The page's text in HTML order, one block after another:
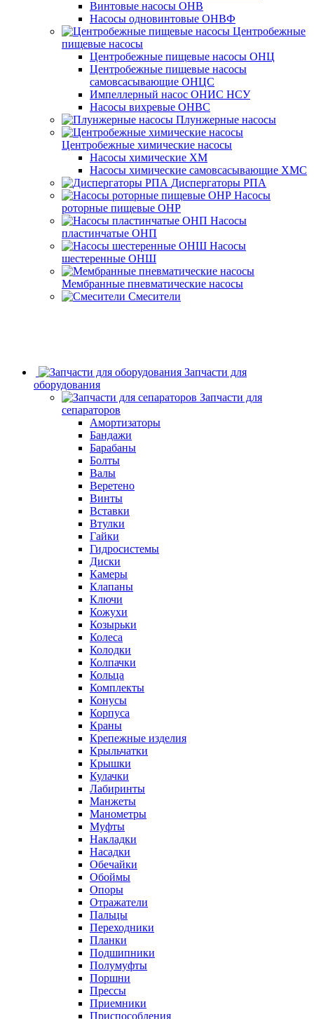
Винтовые насосы ОНВ
Насосы одновинтовые ОНВФ
Центробежные
пищевые насосы
Центробежные пищевые насосы ОНЦ
Центробежные пищевые насосы
самовсасывающие ОНЦС
Импеллерный насос ОНИС НСУ
Насосы вихревые ОНВС
Плунжерные насосы
Центробежные химические насосы
Насосы химические ХМ
Насосы химические самовсасывающие ХМС
Диспергаторы РПА
Насосы
роторные пищевые ОНР
Насосы
пластинчатые ОНП
Насосы
шестеренные ОНШ
Мембранные пневматические насосы
Смесители
Запчасти для
оборудования
Запчасти для
сепараторов
Амортизаторы
Бандажи
Барабаны
Болты
Валы
Веретено
Винты
Вставки
Втулки
Гайки
Гидросистемы
Диски
Камеры
Клапаны
Ключи
Кожухи
Козырьки
Колеса
Колодки
Колпачки
Кольца
Комплекты
Конусы
Корпуса
Краны
Крепежные изделия
Крыльчатки
Крышки
Кулачки
Лабиринты
Манжеты
Манометры
Муфты
Накладки
Насадки
Обечайки
Обоймы
Опоры
Отражатели
Пальцы
Переходники
Планки
Подшипники
Полумуфты
Поршни
Прессы
Приемники
Приспособления